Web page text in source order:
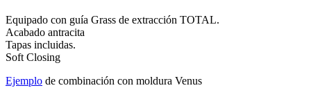
Equipado con guía Grass de extracción TOTAL.
Acabado antracita
Tapas incluidas.
Soft Closing
Ejemplo de combinación con moldura Venus